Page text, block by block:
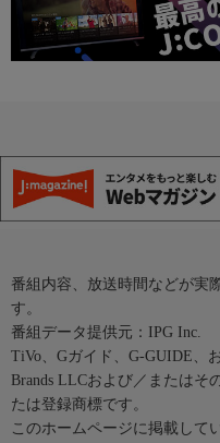
番組内容、放送時間などが実
す。
番組データ提供元：IPG Inc.
TiVo、Gガイド、G-GUIDE、
Brands LLCおよび／またはそ
たは登録商標です。
このホームページに掲載して